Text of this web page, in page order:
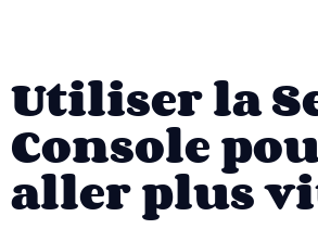
Utiliser la
Console
aller plus